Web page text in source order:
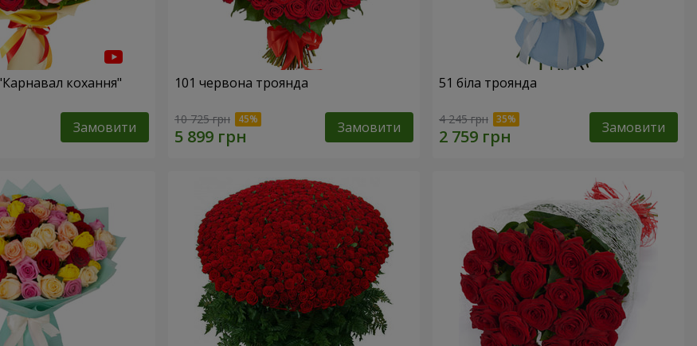
кохання"
Замовити
101 червона троянда
10 725 грн Замовити
51 біла троянда
4 245 грн Замовити